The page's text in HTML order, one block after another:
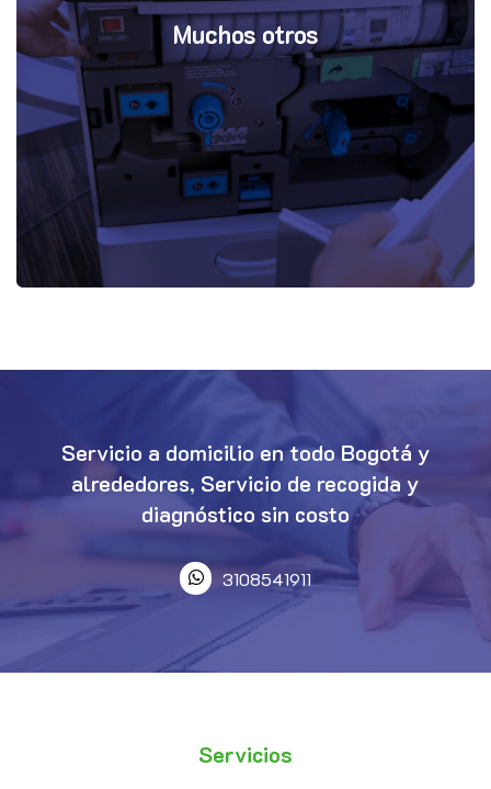
Muchos otros
Servicio a domicilio en todo Bogotá y
alrededores, Servicio de recogida y
diagnóstico sin costo
3108541911
Servicios